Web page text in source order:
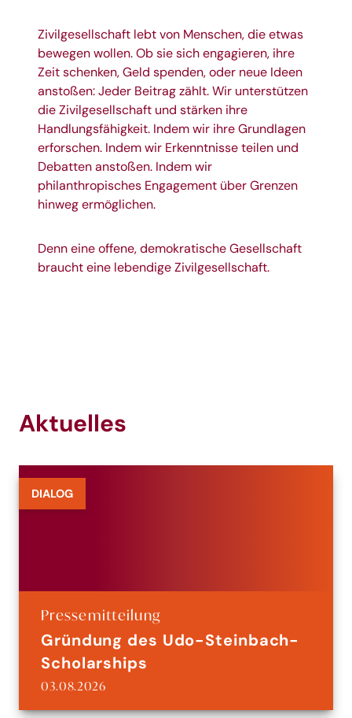
Zivilgesellschaft lebt von Menschen, die etwas
bewegen wollen. Ob sie sich engagieren, ihre
Zeit schenken, Geld spenden, oder neue Ideen
anstoßen: Jeder Beitrag zählt. Wir unterstützen
die Zivilgesellschaft und stärken ihre
Handlungsfähigkeit. Indem wir ihre Grundlagen
erforschen. Indem wir Erkenntnisse teilen und
Debatten anstoßen. Indem wir
philanthropisches Engagement über Grenzen
hinweg ermöglichen.
Denn eine offene, demokratische Gesellschaft
braucht eine lebendige Zivilgesellschaft.
Aktuelles
DIALOG
Pressemitteilung
Gründung des Udo-Steinbach-
Scholarships
03.08.2026